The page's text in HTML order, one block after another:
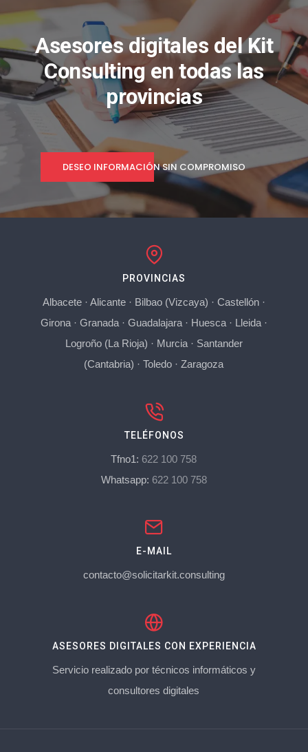
Asesores digitales del Kit
Consulting en todas las
provincias
DESEO INFORMACIÓN SIN COMPROMISO
PROVINCIAS
Albacete· Alicante· Bilbao (Vizcaya) · Castellón·
Girona· Granada· Guadalajara· Huesca· Lleida·
Logroño (La Rioja) · Murcia· Santander
(Cantabria) ·Toledo ·Zaragoza
TELÉFONOS
Tfno1: 622 100 758
Whatsapp: 622 100 758
E-MAIL
contacto@solicitarkit.consulting
ASESORES DIGITALES CON EXPERIENCIA
Servicio realizado por técnicos informáticos y
consultores digitales